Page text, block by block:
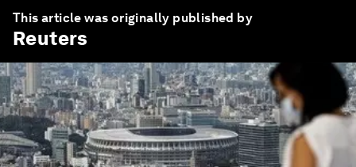
This article was originally published by
Reuters